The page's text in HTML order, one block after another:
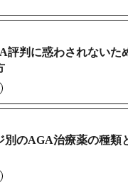
評判に惑わされないた
別のAGA治療薬の種類